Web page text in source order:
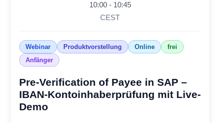
10:00 - 10:45
CEST
Webinar Produktvorstellung Online
frei
Anfänger
Pre-Verification of Payee in SAP –
IBAN-Kontoinhaberprüfung mit Live-
Demo